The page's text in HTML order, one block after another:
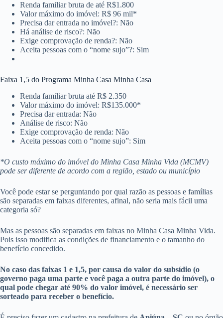
Renda familiar bruta de até R$1.800
Valor máximo do imóvel: R$ 96 mil*
Precisa dar entrada no imóvel?: Não
Há análise de risco?: Não
Exige comprovação de renda?: Não
Aceita pessoas com o “nome sujo”?: Sim
Faixa 1,5 do Programa Minha Casa Minha Casa
Renda familiar bruta até R$ 2.350
Valor máximo do imóvel: R$135.000*
Precisa dar entrada: Não
Análise de risco: Não
Exige comprovação de renda: Não
Aceita pessoas com o “nome sujo”: Sim
*O custo máximo do imóvel do Minha Casa Minha Vida (MCMV)
pode ser diferente de acordo com a região, estado ou município
Você pode estar se perguntando por qual razão as pessoas e famílias
são separadas em faixas diferentes, afinal, não seria mais fácil uma
categoria só?
Mas as pessoas são separadas em faixas no Minha Casa Minha Vida.
Pois isso modifica as condições de financiamento e o tamanho do
benefício concedido.
No caso das faixas 1 e 1,5, por causa do valor do subsídio (o
governo paga uma parte e você paga a outra parte do imóvel), o
qual pode chegar até 90% do valor imóvel, é necessário ser
sorteado para receber o benefício.